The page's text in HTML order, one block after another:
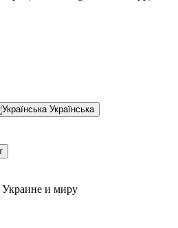
Українська
Украине и миру